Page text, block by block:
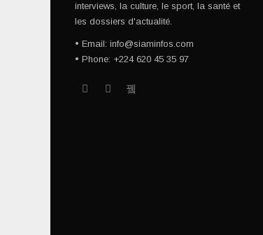
interviews, la culture, le sport, la santé et
les dossiers d'actualité.
• Email: info@siaminfos.com
• Phone: +224 620 45 35 97